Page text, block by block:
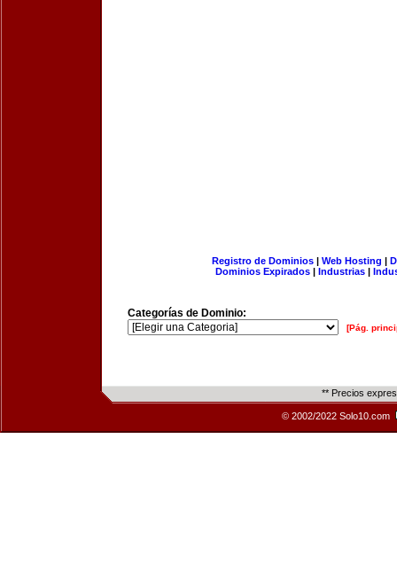
Registro de Dominios| Web Hosting |
Dominios Expirados | Industrias |
Categorías de Dominio:
[Pág.
** Precios
© 2002/2022 Solo10.com